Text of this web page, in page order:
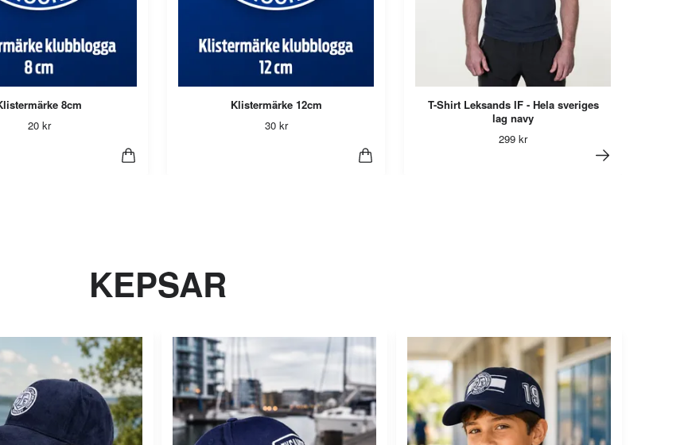
8cm
20 kr
Klistermärke 12cm
30 kr
T-Shirt Leksands IF - Hela sveriges
lag navy
299 kr
KEPSAR